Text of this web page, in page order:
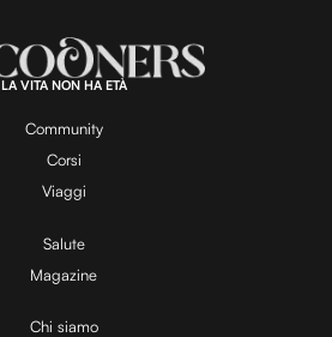
LA VITA NON HA ETÀ
Community
Corsi
Viaggi
Salute
Magazine
Chi siamo